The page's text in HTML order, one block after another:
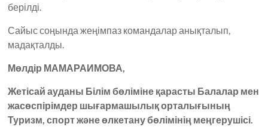
берілді.
Сайыс соңында жеңімпаз командалар анықталып,
мадақталды.
Мөлдір МАМАРАИМОВА,
Жетісай ауданы Білім бөліміне қарасты Балалар мен
жасөспірімдер шығармашылық орталығының
Туризм, спорт және өлкетану бөлімінің меңгерушісі.